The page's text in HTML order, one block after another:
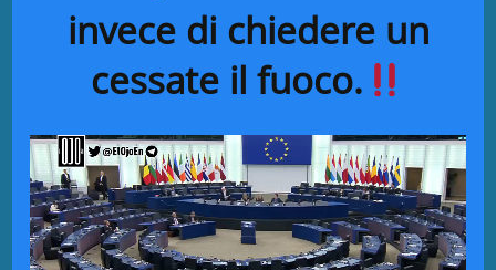
invece di chiedere un
cessate il fuoco.